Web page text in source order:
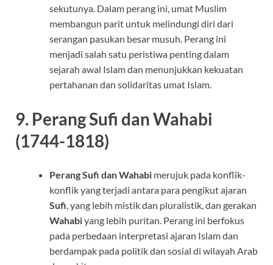
sekutunya. Dalam perang ini, umat Muslim
membangun parit untuk melindungi diri dari
serangan pasukan besar musuh. Perang ini
menjadi salah satu peristiwa penting dalam
sejarah awal Islam dan menunjukkan kekuatan
pertahanan dan solidaritas umat Islam.
9. Perang Sufi dan Wahabi
(1744-1818)
Perang Sufi dan Wahabi merujuk pada konflik-
konflik yang terjadi antara para pengikut ajaran
Sufi , yang lebih mistik dan pluralistik, dan gerakan
Wahabiyang lebih puritan. Perang ini berfokus
pada perbedaan interpretasi ajaran Islam dan
berdampak pada politik dan sosial di wilayah Arab